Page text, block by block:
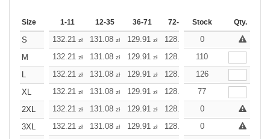
Size 1-11 12-35 36-71 72-143 144-287 288 +
Stock Qty.
S 132.21 zł 131.08 zł 129.91 zł 128.78 127.61 127.61
0
M
132.21 zł 131.08 zł 129.91 zł 128.78 127.61
110
L
132.21 zł 131.08 zł 129.91 zł 128.78 127.61
126
XL
132.21 zł 131.08 zł 129.91 zł 128.78 127.61
77
2XL
132.21 zł 131.08 zł 129.91 zł 128.78 127.61 127.61
0
3XL
132.21 zł 131.08 zł 129.91 zł 128.78 127.61 127.61
0